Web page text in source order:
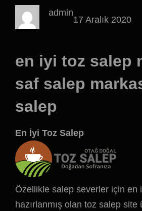
admin
17 Aralık 2020
en iyi toz salep
saf salep
salep
En İyi Toz Salep
Özellikle salep severler için en
hazırlanmış olan toz salep